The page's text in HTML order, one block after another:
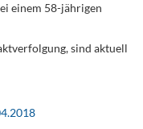
einem 58-jährigen
sind aktuell